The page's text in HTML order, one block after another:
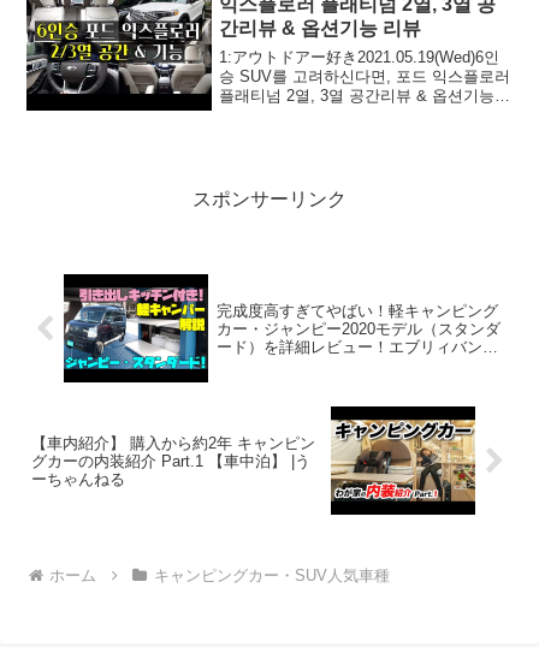
간리뷰 & 옵션기능 리뷰
1:アウトドアー好き2021.05.19(Wed)6인
승 SUV를 고려하신다면, 포드 익스플로러
플래티넘 2열, 3열 공간리뷰 & 옵션기능
スポンサーリンク
完成度高すぎてやばい！軽キャンピング
カー・ジャンピー2020モデル（スタンダ
ード）を詳細レビュー！エブリィバンベ
【車内紹介】 購入から約2年 キャンピン
グカーの内装紹介 Part.1 【車中泊】 |う
ーちゃんねる
ホーム キャンピングカー・SUV人気車種